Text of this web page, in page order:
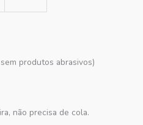
produtos abrasivos)
não precisa de cola.